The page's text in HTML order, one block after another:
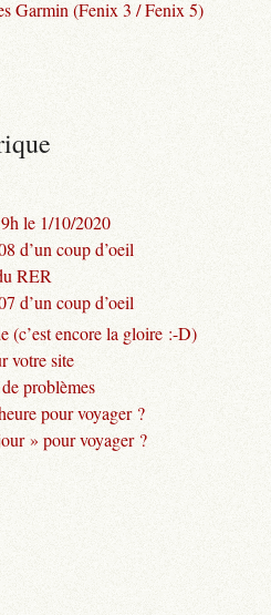
Garmin (Fenix 3 / Fenix 5)
le 1/10/2020
d’un coup d’oeil
RER
d’un coup d’oeil
(c’est encore la gloire :-D)
votre site
problèmes
pour voyager ?
» pour voyager ?